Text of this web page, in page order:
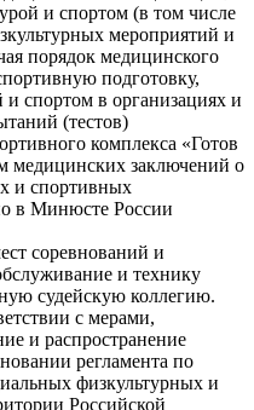
и спортом (в том числе
мероприятий и
порядок медицинского
подготовку,
и спортом в организациях и
(тестов)
комплекса «Готов
медицинских заключений о
и спортивных
в Минюсте России
соревнований и
и технику
судейскую коллегию.
с мерами,
и распространение
регламента по
физкультурных и
Российской